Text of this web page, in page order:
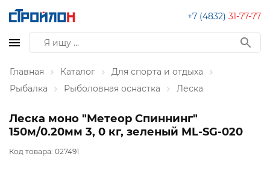
+7 (4832) 31-77-77
Главная Каталог
Для спорта и отдыха
Рыбалка
Рыболовная оснастка Леска
Леска моно "Метеор Спиннинг"
150м/0.20мм 3, 0 кг, зеленый ML-SG-020
Код товара: 027491